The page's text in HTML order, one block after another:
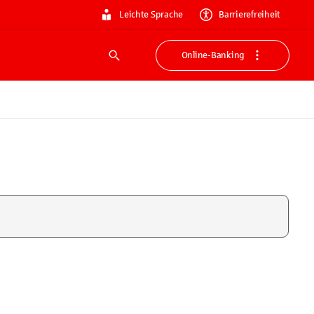
Leichte Sprache Barrierefreiheit
Suche
Online-Banking